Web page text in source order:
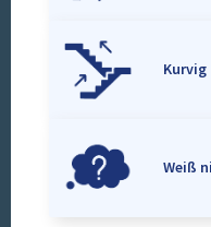
Kurvig
Weiß